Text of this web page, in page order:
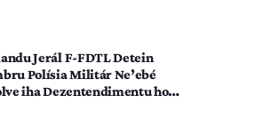
Jerál F-FDTL Detein
Polísia Militár Ne’ebé
iha Dezentendimentu ho